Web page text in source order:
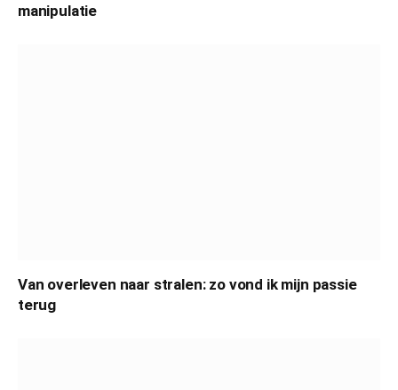
manipulatie
Van overleven naar stralen: zo vond ik mijn passie
terug